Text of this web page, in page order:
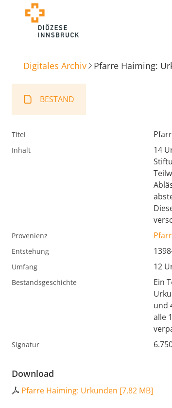
Digitales Archiv Pfarre Haiming:
BESTAND
Titel
Inhalt
14
Provenienz
Entstehung
Umfang 12
Bestandsgeschichte
Ein
und
alle
Signatur
Download
Pfarre Haiming: Urkunden [7,82 MB]